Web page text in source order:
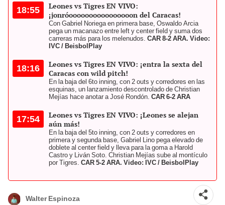
18:55
Leones vs Tigres EN VIVO:
¡jonróoooooooooooooooon del Caracas!
Con Gabriel Noriega en primera base, Oswaldo Arcia
pega un macanazo entre left y center field y suma dos
carreras más para los melenudos. CAR 8-2 ARA. Video:
IVC / BeisbolPlay
18:16
Leones vs Tigres EN VIVO: ¡entra la sexta del
Caracas con wild pitch!
En la baja del 6to inning, con 2 outs y corredores en las
esquinas, un lanzamiento descontrolado de Christian
Mejías hace anotar a José Rondón. CAR 6-2 ARA
17:54
Leones vs Tigres EN VIVO: ¡Leones se alejan
aún más!
En la baja del 5to inning, con 2 outs y corredores en
primera y segunda base, Gabriel Lino pega elevado de
doblete al center field y lleva para la goma a Harold
Castro y Liván Soto. Christian Mejías sube al montículo
por Tigres. CAR 5-2 ARA. Video: IVC / BeisbolPlay
Walter Espinoza